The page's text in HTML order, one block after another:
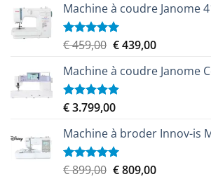
Machine à coudre Janome
Note5.00
€459,00 Le
initial
était :
€ 459,00.
€439,00Le
actuel
Machine à coudre Janome
Note5.00
€3.799,00
Machine à broder Innov-is
Note5.00
€899,00 Le
€809,00Le